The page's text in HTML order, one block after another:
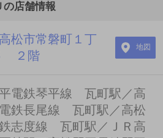
の店舗情報
松市常磐町１丁
２階
地図
電鉄琴平線 瓦町駅／高
鉄長尾線 瓦町駅／高松
志度線 瓦町駅／ＪＲ高